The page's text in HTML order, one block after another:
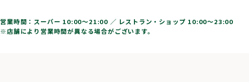
営業時間： スーパー 10:00〜21:00 ／ レストラン・ショップ 10:00～23:00
※店舗により営業時間が異なる場合がございます。